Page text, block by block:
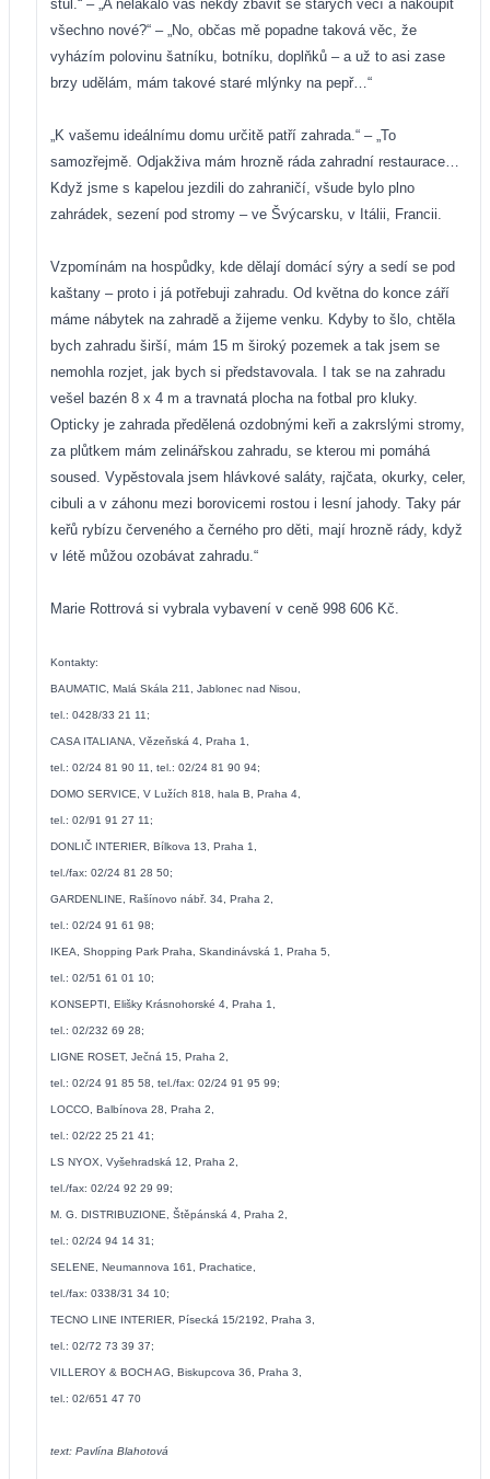
stůl.“ – „A nelákalo vás někdy zbavit se starých věcí a nakoupit
všechno nové?“ – „No, občas mě popadne taková věc, že
vyházím polovinu šatníku, botníku, doplňků – a už to asi zase
brzy udělám, mám takové staré mlýnky na pepř…“
„K vašemu ideálnímu domu určitě patří zahrada.“ – „To
samozřejmě. Odjakživa mám hrozně ráda zahradní restaurace…
Když jsme s kapelou jezdili do zahraničí, všude bylo plno
zahrádek, sezení pod stromy – ve Švýcarsku, v Itálii, Francii.
Vzpomínám na hospůdky, kde dělají domácí sýry a sedí se pod
kaštany – proto i já potřebuji zahradu. Od května do konce září
máme nábytek na zahradě a žijeme venku. Kdyby to šlo, chtěla
bych zahradu širší, mám 15 m široký pozemek a tak jsem se
nemohla rozjet, jak bych si představovala. I tak se na zahradu
vešel bazén 8 x 4 m a travnatá plocha na fotbal pro kluky.
Opticky je zahrada předělená ozdobnými keři a zakrslými stromy,
za plůtkem mám zelinářskou zahradu, se kterou mi pomáhá
soused. Vypěstovala jsem hlávkové saláty, rajčata, okurky, celer,
cibuli a v záhonu mezi borovicemi rostou i lesní jahody. Taky pár
keřů rybízu červeného a černého pro děti, mají hrozně rády, když
v létě můžou ozobávat zahradu.“
Marie Rottrová si vybrala vybavení v ceně 998 606 Kč.
Kontakty:
BAUMATIC, Malá Skála 211, Jablonec nad Nisou,
tel.: 0428/33 21 11;
CASA ITALIANA, Vězeňská 4, Praha 1,
tel.: 02/24 81 90 11, tel.: 02/24 81 90 94;
DOMO SERVICE, V Lužích 818, hala B, Praha 4,
tel.: 02/91 91 27 11;
DONLIČ INTERIER, Bílkova 13, Praha 1,
tel./fax: 02/24 81 28 50;
GARDENLINE, Rašínovo nábř. 34, Praha 2,
tel.: 02/24 91 61 98;
IKEA, Shopping Park Praha, Skandinávská 1, Praha 5,
tel.: 02/51 61 01 10;
KONSEPTI, Elišky Krásnohorské 4, Praha 1,
tel.: 02/232 69 28;
LIGNE ROSET, Ječná 15, Praha 2,
tel.: 02/24 91 85 58, tel./fax: 02/24 91 95 99;
LOCCO, Balbínova 28, Praha 2,
tel.: 02/22 25 21 41;
LS NYOX, Vyšehradská 12, Praha 2,
tel./fax: 02/24 92 29 99;
M. G. DISTRIBUZIONE, Štěpánská 4, Praha 2,
tel.: 02/24 94 14 31;
SELENE, Neumannova 161, Prachatice,
tel./fax: 0338/31 34 10;
TECNO LINE INTERIER, Písecká 15/2192, Praha 3,
tel.: 02/72 73 39 37;
VILLEROY & BOCH AG, Biskupcova 36, Praha 3,
tel.: 02/651 47 70
text: Pavlína Blahotová